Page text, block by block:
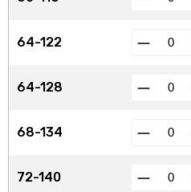
64-122
64-128
68-134
72-140